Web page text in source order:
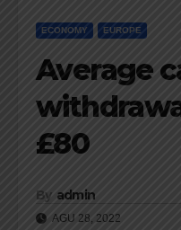
ECONOMY EUROPE
Average
£80
By admin
AGU 28, 2022